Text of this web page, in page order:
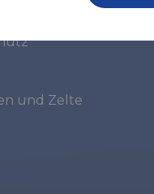
und Zelte